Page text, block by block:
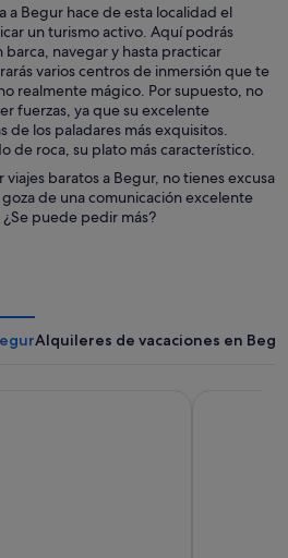
a Begur hace de esta localidad el
un turismo activo. Aquí podrás
navegar y hasta practicar
varios centros de inmersión que te
realmente mágico. Por supuesto, no
fuerzas, ya que su excelente
de los paladares más exquisitos.
de roca, su plato más característico.
baratos a Begur, no tienes excusa
de una comunicación excelente
puede pedir más?
Alquileres de vacaciones en